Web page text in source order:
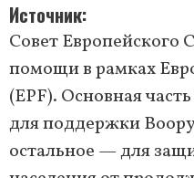
Источник
Совет Европейского
помощи в рамках
(EPF). Основная
для поддержки
остальное — для